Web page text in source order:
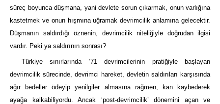
süreç boyunca düşmana, yani devlete sorun çıkarmak, onun varlığına
kastetmek ve onun hışmına uğramak devrimcilik anlamına gelecektir.
Düşmanın saldırdığı öznenin, devrimcilik niteliğiyle doğrudan ilgisi
vardır. Peki ya saldırının sonrası?
Türkiye sınırlarında ‘71 devrimcilerinin pratiğiyle başlayan
devrimcilik sürecinde, devrimci hareket, devletin saldırıları karşısında
ağır bedeller ödeyip yenilgiler almasına rağmen, kan kaybederek
ayağa kalkabiliyordu. Ancak ‘post-devrimcilik’ dönemini açan ve